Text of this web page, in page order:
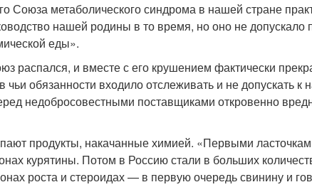
Союза метаболического синдрома в нашей стране
нашей родины в то время, но оно не допускало
еды».
распался, и вместе с его крушением фактически
обязанности входило отслеживать и не допускать к
недобросовестными поставщиками откровенно
продукты, накачанные химией. «Первыми
курятины. Потом в Россию стали в больших
роста и стероидах — в первую очередь свинину и